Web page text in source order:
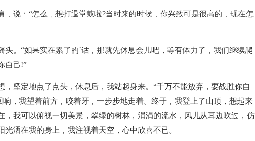
，说：“怎么，想打退堂鼓啦?当时来的时候，你兴致可是很高的，现在怎
头。“如果实在累了的`话，那就先休息会儿吧，等有体力了，我们继续爬
自己!”
，坚定地点了点头，休息后，我站起身来。“千万不能放弃，要战胜你自
响，我望着前方，咬着牙，一步步地走着。终于，我登上了山顶，想起来
，我可以俯视一切美景，翠绿的树林，涓涓的流水，风儿从耳边吹过，仿
光洒在我的身上，我注视着天空，心中欣喜不已。